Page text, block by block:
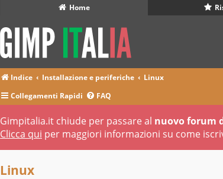
Home
Indice Installazione e periferiche
Linux
Collegamenti Rapidi
FAQ
Gimpitalia.it chiude per passare al nuovo forum
Clicca qui per maggiori informazioni su come
Linux